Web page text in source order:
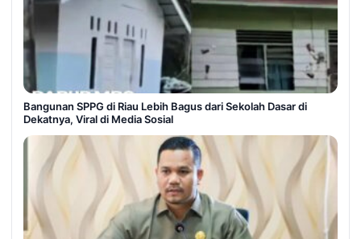
Bangunan SPPG di Riau Lebih Bagus dari Sekolah Dasar di
Dekatnya, Viral di Media Sosial